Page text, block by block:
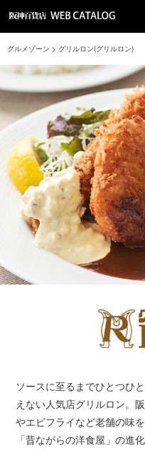
グルメゾーン > グリルロン(グリルロン)
ソースに至るまでひとつひ
えない人気店グリルロン。
やエビフライなど老舗の味
「昔ながらの洋食屋」の進